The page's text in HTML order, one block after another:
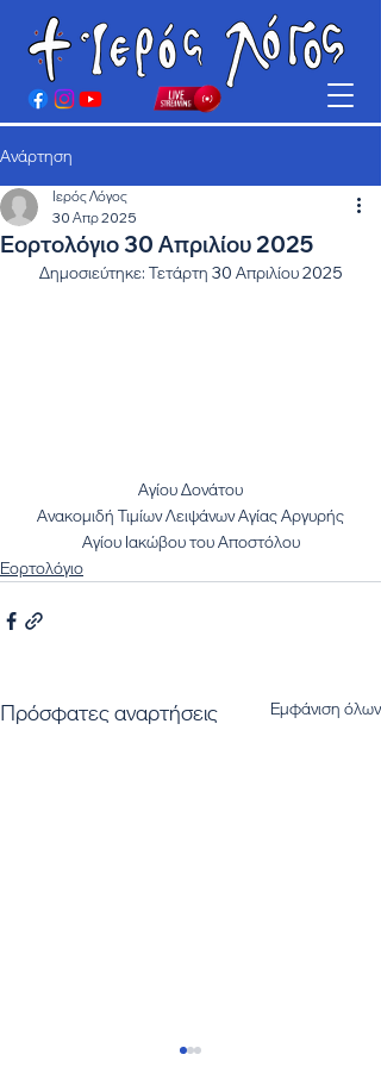
Ανάρτηση
Εορτολόγιο 30 Απριλίου 2025
Ιερός Λόγος
30 Απρ 2025
Δημοσιεύτηκε: Τετάρτη 30 Απριλίου 2025
Αγίου Δονάτου
Ανακομιδή Τιμίων Λειψάνων Αγίας Αργυρής
Αγίου Ιακώβου του Αποστόλου
Εορτολόγιο
Πρόσφατες αναρτήσεις Εμφάνιση όλων